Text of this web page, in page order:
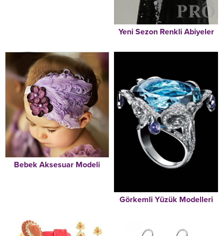
Yeni Sezon Renkli Abiyeler
Bebek Aksesuar Modeli
Görkemli Yüzük Modelleri